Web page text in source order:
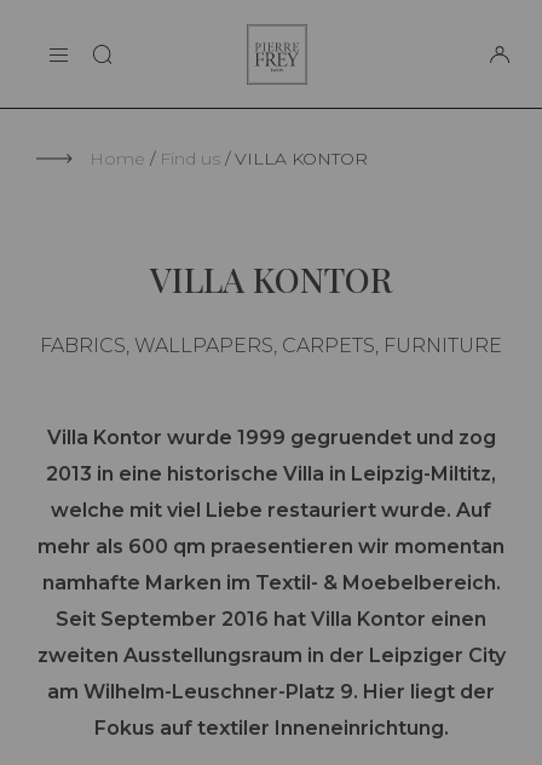
THE MAISON
Frey
Home Find us VILLA KONTOR
VILLA KONTOR
FABRICS, WALLPAPERS, CARPETS, FURNITURE
Villa Kontor wurde 1999 gegruendet und zog
2013 in eine historische Villa in Leipzig-Miltitz,
welche mit viel Liebe restauriert wurde. Auf
mehr als 600 qm praesentieren wir momentan
namhafte Marken im Textil- & Moebelbereich.
Seit September 2016 hat Villa Kontor einen
zweiten Ausstellungsraum in der Leipziger City
am Wilhelm-Leuschner-Platz 9. Hier liegt der
Fokus auf textiler Inneneinrichtung.